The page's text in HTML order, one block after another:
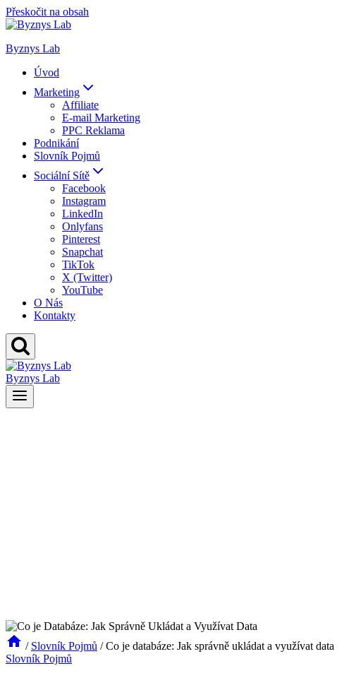
Přeskočit na obsah
Byznys Lab
Úvod
Marketing
Affiliate
E-mail Marketing
PPC Reklama
Podnikání
Slovník Pojmů
Sociální Sítě
Facebook
Instagram
LinkedIn
Onlyfans
Pinterest
Snapchat
TikTok
X (Twitter)
YouTube
O Nás
Kontakty
Byznys Lab
/ Slovník Pojmů / Co je databáze: Jak správně ukládat a využívat data
Slovník Pojmů